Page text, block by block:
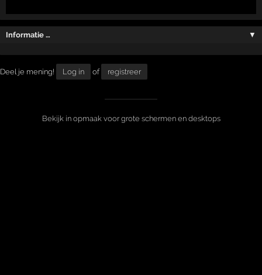
Informatie … ▼
Deel je mening! Log in of registreer
Bekijk in opmaak voor grote schermen en desktops